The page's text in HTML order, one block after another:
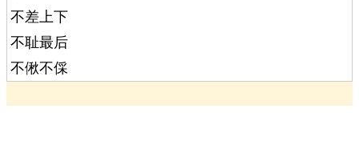
不差上下
不耻最后
不偢不倸